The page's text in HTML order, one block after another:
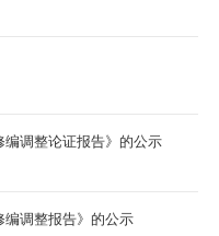
调整论证报告》的公示
调整报告》的公示